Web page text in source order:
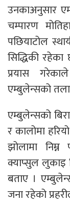
उनकाअनुसार
चम्पारण
पछियाटोल
सिद्धिकी रहेका
प्रयास
एम्बुलेन्सको
एम्बुलेन्सको
र कालोमा
झोलामा
क्याप्सुल लुकाइ
बताए ।
जना रहेको